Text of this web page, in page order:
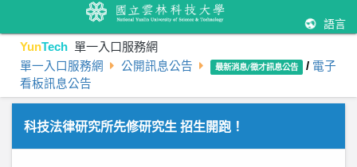
語言
YunTech 單一入口服務網
單一入口服務網 公開訊息公告 最新消息/徵才訊息公告 / 電子
看板訊息公告
科技法律研究所先修研究生 招生開跑！